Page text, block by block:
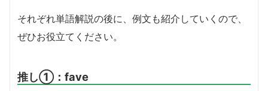
それぞれ単語解説の後に、例文も紹介していくので、
ぜひお役立てください。
推し①：fave